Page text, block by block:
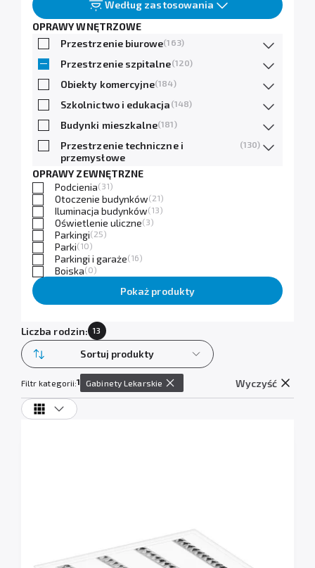
Według zastosowania
OPRAWY WNĘTRZOWE
Przestrzenie biurowe(163)
Przestrzenie szpitalne(120)
Obiekty komercyjne(184)
Szkolnictwo i edukacja (148)
Budynki mieszkalne(181)
Przestrzenie techniczne i
przemysłowe
(130)
OPRAWY ZEWNĘTRZNE
Podcienia(31)
Otoczenie budynków(21)
Iluminacja budynków(13)
Oświetlenie uliczne(3)
Parkingi(25)
Parki(10)
Parkingi i garaże(16)
Boiska(0)
Pokaż produkty
Liczba rodzin: 13
Sortuj produkty
Filtr kategorii:1 Gabinety Lekarskie Wyczyść